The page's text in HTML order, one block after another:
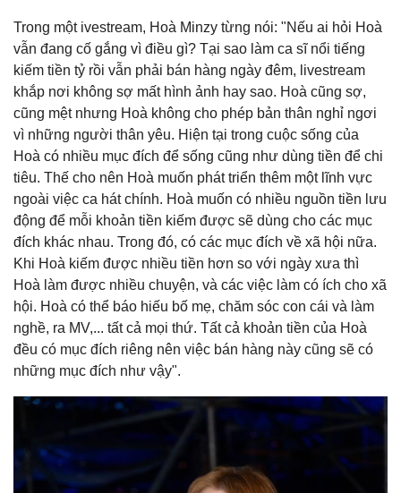
Trong một ivestream, Hoà Minzy từng nói: "Nếu ai hỏi Hoà
vẫn đang cố gắng vì điều gì? Tại sao làm ca sĩ nổi tiếng
kiếm tiền tỷ rồi vẫn phải bán hàng ngày đêm, livestream
khắp nơi không sợ mất hình ảnh hay sao. Hoà cũng sợ,
cũng mệt nhưng Hoà không cho phép bản thân nghỉ ngơi
vì những người thân yêu. Hiện tại trong cuộc sống của
Hoà có nhiều mục đích để sống cũng như dùng tiền để chi
tiêu. Thế cho nên Hoà muốn phát triển thêm một lĩnh vực
ngoài việc ca hát chính. Hoà muốn có nhiều nguồn tiền lưu
động để mỗi khoản tiền kiếm được sẽ dùng cho các mục
đích khác nhau. Trong đó, có các mục đích về xã hội nữa.
Khi Hoà kiếm được nhiều tiền hơn so với ngày xưa thì
Hoà làm được nhiều chuyện, và các việc làm có ích cho xã
hội. Hoà có thể báo hiếu bố mẹ, chăm sóc con cái và làm
nghề, ra MV,... tất cả mọi thứ. Tất cả khoản tiền của Hoà
đều có mục đích riêng nên việc bán hàng này cũng sẽ có
những mục đích như vậy".